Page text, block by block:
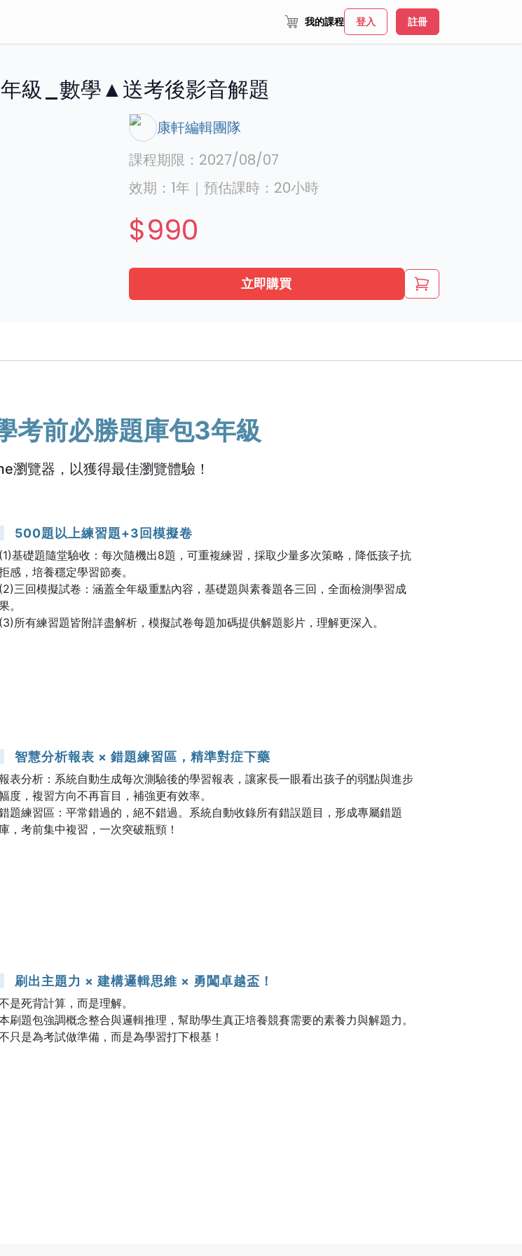
我的課程 登入 註冊
年級_數學▲送考後影音解題
康軒編輯團隊
課程期限： 2027/08/07
效期： 1年 ｜ 預估課時： 20小時
$990
立即購買
考前必勝題庫包3年級
瀏覽器，以獲得最佳瀏覽體驗！
500題以上練習題+3回模擬卷
(1)基礎題隨堂驗收：每次隨機出8題，可重複練習，採取少量多次策略，降低孩子抗
感，培養穩定學習節奏。
(2)三回模擬試卷：涵蓋全年級重點內容，基礎題與素養題各三回，全面檢測學習成
。
(3)所有練習題皆附詳盡解析，模擬試卷每題加碼提供解題影片，理解更深入。
智慧分析報表 × 錯題練習區，精準對症下藥
表分析：系統自動生成每次測驗後的學習報表，讓家長一眼看出孩子的弱點與進步
度，複習方向不再盲目，補強更有效率。
題練習區：平常錯過的，絕不錯過。系統自動收錄所有錯誤題目，形成專屬錯題
庫，考前集中複習，一次突破瓶頸！
刷出主題力 × 建構邏輯思維 × 勇闖卓越盃！
是死背計算，而是理解。
刷題包強調概念整合與邏輯推理，幫助學生真正培養競賽需要的素養力與解題力。
只是為考試做準備，而是為學習打下根基！